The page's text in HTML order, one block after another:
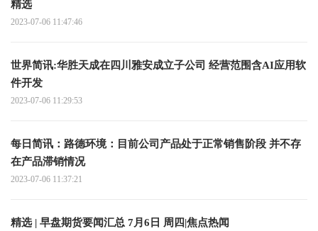
精选
2023-07-06 11:47:46
世界简讯:华胜天成在四川雅安成立子公司 经营范围含AI应用软
件开发
2023-07-06 11:29:53
每日简讯：路德环境：目前公司产品处于正常销售阶段 并不存
在产品滞销情况
2023-07-06 11:37:21
精选 | 早盘期货要闻汇总 7月6日 周四|焦点热闻